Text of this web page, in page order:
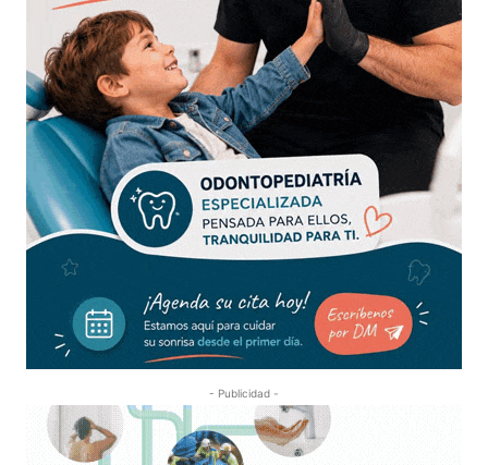
- Publicidad -